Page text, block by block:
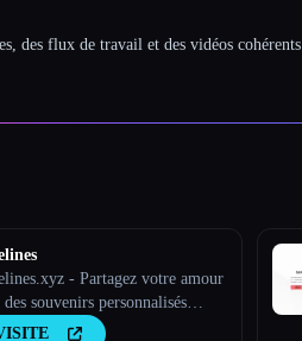
des flux de travail et des vidéos cohérents
- Partagez votre amour
des souvenirs personnalisés
par AI